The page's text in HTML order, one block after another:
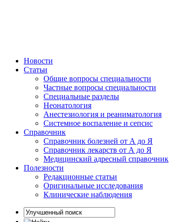
Новости
Статьи
Общие вопросы специальности
Частные вопросы специальности
Специальные разделы
Неонатология
Анестезиология и реаниматология
Системное воспаление и сепсис
Справочник
Справочник болезней от А до Я
Справочник лекарств от А до Я
Медицинский адресный справочник
Полезности
Редакционные статьи
Оригинальные исследования
Клинические наблюдения